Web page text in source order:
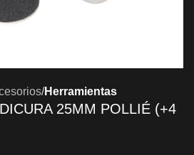
Herramientas
25MM POLLIÉ (+4